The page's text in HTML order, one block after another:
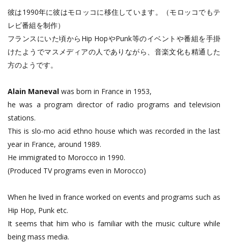
彼は1990年に彼はモロッコに移住しています。（モロッコでもテ
レビ番組を制作）
フランスにいた頃からHip HopやPunk等のイベントや番組を手掛
けたようでマスメディアの人でありながら、音楽文化も精通した
方のようです。
Alain Maneval was born in France in 1953,
he was a program director of radio programs and television
stations.
This is slo-mo acid ethno house which was recorded in the last
year in France, around 1989.
He immigrated to Morocco in 1990.
(Produced TV programs even in Morocco)
When he lived in france worked on events and programs such as
Hip Hop, Punk etc.
It seems that him who is familiar with the music culture while
being mass media.